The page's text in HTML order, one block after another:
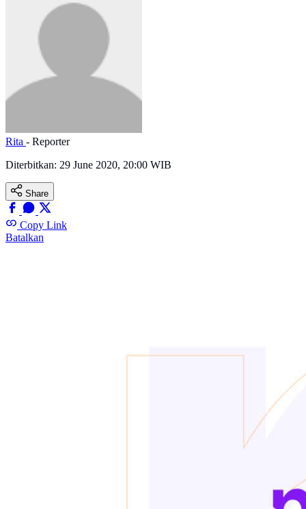
Rita - Reporter
Diterbitkan: 29 June 2020, 20:00 WIB
Share
Copy Link
Batalkan